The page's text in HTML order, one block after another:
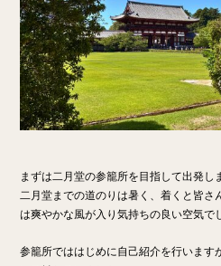
まずは二月堂の参籠所を目指して出発し
二月堂までの道のりは暑く、着くと皆さ
は爽やかな風が入り気持ちの良い空気で
参籠所でははじめに自己紹介を行います